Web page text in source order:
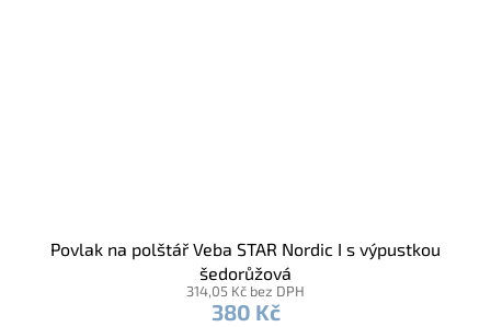
Povlak na polštář Veba STAR Nordic I s výpustkou
šedorůžová
314,05 Kč bez DPH
380 Kč